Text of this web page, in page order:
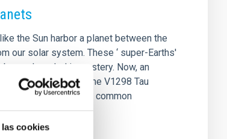
cookies
the Sun harbor a planet between the
our solar system. These ‘ super-Earths'
shrouded in mystery. Now, an
newborn planets in the V1298 Tau
the galaxy's most common